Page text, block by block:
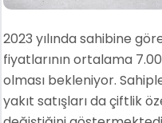
2023 yılında sahibine
fiyatlarının ortalama
olması bekleniyor.
yakıt satışları da çiftlik